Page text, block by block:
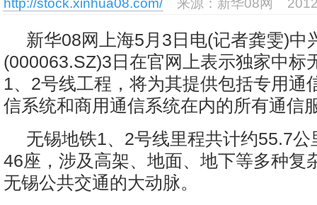
基
http://stock.xinhua08.com/ 来源：新华08网
新华08网上海5月3日电(记者龚雯)中
(000063.SZ)3日在官网上表示独家中标
1、2号线工程，将为其提供包括专用通
信系统和商用通信系统在内的所有通信
无锡地铁1、2号线里程共计约55.7公
46座，涉及高架、地面、地下等多种复
无锡公共交通的大动脉。